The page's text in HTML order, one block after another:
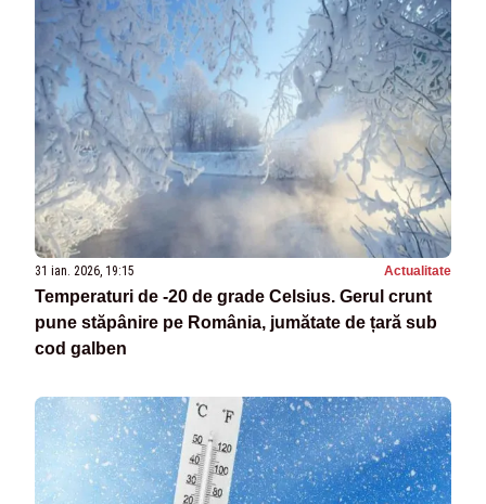
31 ian. 2026, 19:15 Actualitate
Temperaturi de -20 de grade Celsius. Gerul crunt
pune stăpânire pe România, jumătate de țară sub
cod galben